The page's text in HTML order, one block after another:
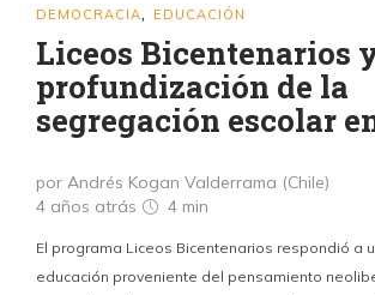
DEMOCRACIA, EDUCACIÓN
Liceos Bicentenarios
profundización de la
segregación escolar
por Andrés Kogan Valderrama (Chile)
4 años atrás
4 min
El programa Liceos Bicentenarios respondió a
educación proveniente del pensamiento